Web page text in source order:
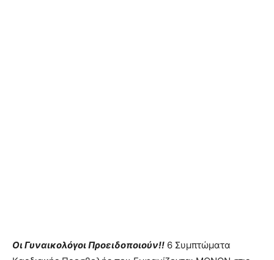
Οι Γυναικoλόγοι Πρoειδοποιούν!! 6 Συμπτώματα